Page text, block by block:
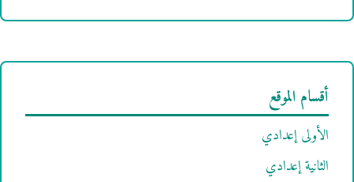
أقسام الموقع
الأولى إعدادي
الثانية إعدادي